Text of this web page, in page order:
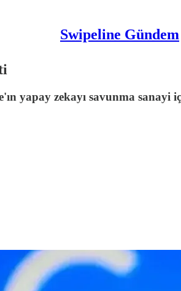
Swipeline Gündem
yapay zekayı savunma